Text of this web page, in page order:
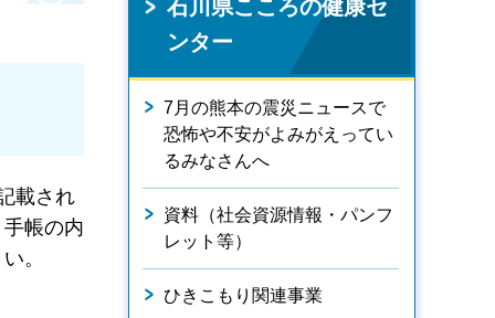
載され
帳の内
。
石川県こころの健康セ
ンター
7月の熊本の震災ニュースで
恐怖や不安がよみがえってい
るみなさんへ
資料（社会資源情報・パンフ
レット等）
ひきこもり関連事業